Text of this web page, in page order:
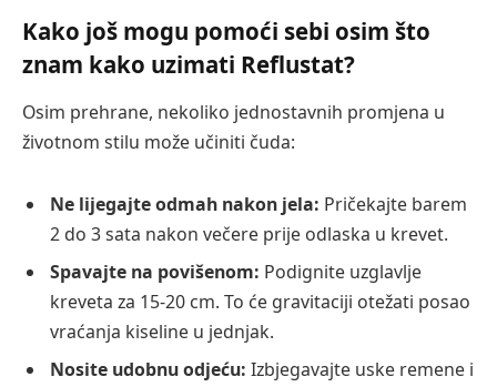
Kako još mogu pomoći sebi osim što
znam kako uzimati Reflustat?
Osim prehrane, nekoliko jednostavnih promjena u
životnom stilu može učiniti čuda:
Ne lijegajte odmah nakon jela: Pričekajte barem
2 do 3 sata nakon večere prije odlaska u krevet.
Spavajte na povišenom: Podignite uzglavlje
kreveta za 15-20 cm. To će gravitaciji otežati posao
vraćanja kiseline u jednjak.
Nosite udobnu odjeću: Izbjegavajte uske remene i